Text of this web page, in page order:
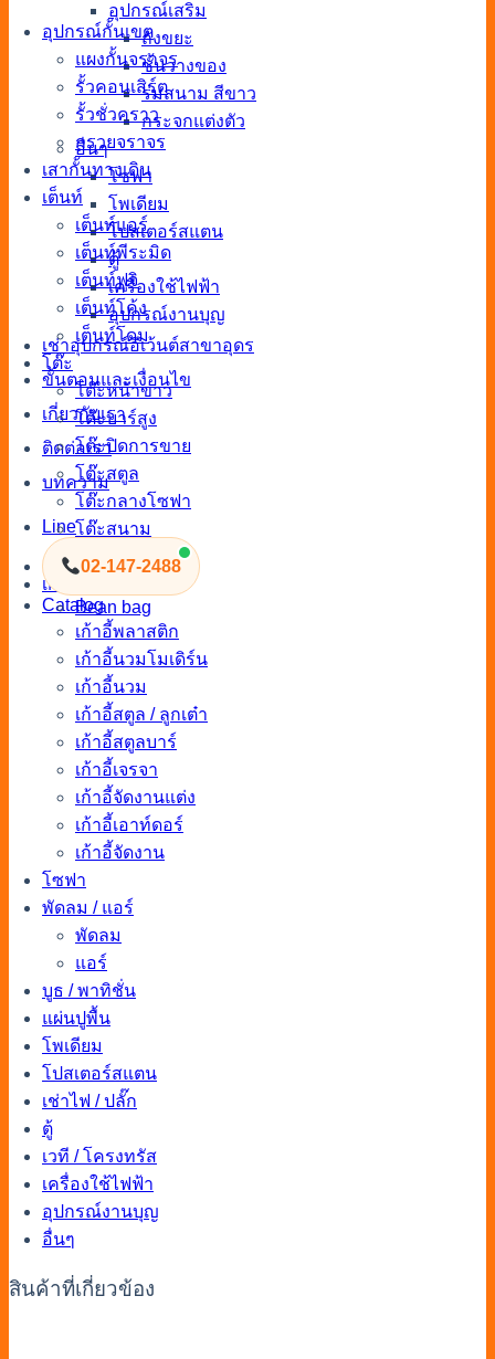
อุปกรณ์เสริม
ถังขยะ
ชั้นวางของ
ร่มสนาม สีขาว
กระจกแต่งตัว
อื่นๆ
โซฟา
โพเดียม
โปสเตอร์สแตน
ตู้
เครื่องใช้ไฟฟ้า
อุปกรณ์งานบุญ
เช่าอุปกรณ์อีเว้นต์สาขาอุดร
ขั้นตอนและเงื่อนไข
เกี่ยวกับเรา
ติดต่อเรา
บทความ
Line
02-147-2488
Catalog
อุปกรณ์กั้นเขต
แผงกั้นจราจร
รั้วคอนเสิร์ต
รั้วชั่วคราว
กรวยจราจร
เสากั้นทางเดิน
เต็นท์
เต็นท์แอร์
เต็นท์พีระมิด
เต็นท์ฟูจิ
เต็นท์โค้ง
เต็นท์โดม
โต๊ะ
โต๊ะหน้าขาว
โต๊ะบาร์สูง
โต๊ะปิดการขาย
โต๊ะสตูล
โต๊ะกลางโซฟา
โต๊ะสนาม
โต๊ะไม้จัดงาน
เก้าอี้
Bean bag
เก้าอี้พลาสติก
เก้าอี้นวมโมเดิร์น
เก้าอี้นวม
เก้าอี้สตูล / ลูกเต๋า
เก้าอี้สตูลบาร์
เก้าอี้เจรจา
เก้าอี้จัดงานแต่ง
เก้าอี้เอาท์ดอร์
เก้าอี้จัดงาน
โซฟา
พัดลม / แอร์
พัดลม
แอร์
บูธ / พาทิชั่น
แผ่นปูพื้น
โพเดียม
โปสเตอร์สแตน
เช่าไฟ / ปลั๊ก
ตู้
เวที / โครงทรัส
เครื่องใช้ไฟฟ้า
อุปกรณ์งานบุญ
อื่นๆ
สินค้าที่เกี่ยวข้อง